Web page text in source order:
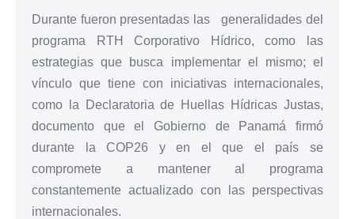
Durante fueron presentadas las generalidades del
programa RTH Corporativo Hídrico, como las
estrategias que busca implementar el mismo; el
vínculo que tiene con iniciativas internacionales,
como la Declaratoria de Huellas Hídricas Justas,
documento que el Gobierno de Panamá firmó
durante la COP26 y en el que el país se
compromete a mantener al programa
constantemente actualizado con las perspectivas
internacionales.